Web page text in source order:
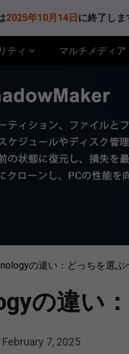
2025年10月14日 に終了し
ティ マルチメディア
の違い：どっちを選ぶ
の違い
February 7, 2025